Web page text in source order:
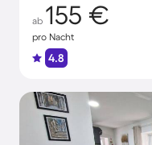
ab 155 €
pro Nacht
4.8